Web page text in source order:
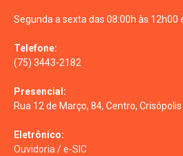
Segunda a sexta das 08:00h às 12h00
Telefone:
(75) 3443-2182
Presencial:
Rua 12 de Março, 84, Centro,
Eletrônico:
Ouvidoria /e-SIC